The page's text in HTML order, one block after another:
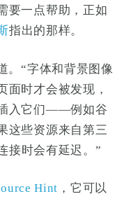
要一点帮助，正如
指出的那样。
。“字体和背景图像
面时才会被发现，
入它们——例如谷
这些资源来自第三
接时会有延迟。”
Hint ，它可以